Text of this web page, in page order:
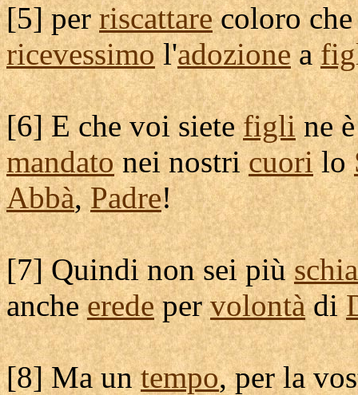
[5] perriscattarecoloro
ricevessimol'adozionea
[6] E che voi sietefigline
mandatonei nostricuorilo
Abbà,Padre!
[7] Quindi non sei più
ancheeredepervolontàdi
[8] Ma untempo, per la